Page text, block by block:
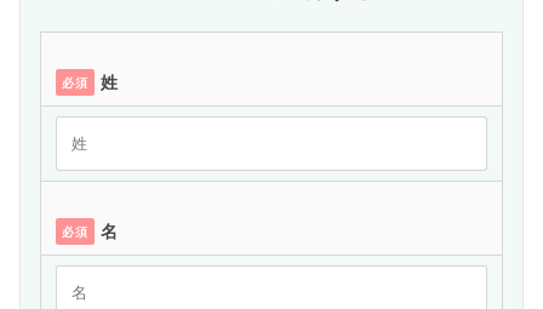
必須 姓
必須 名